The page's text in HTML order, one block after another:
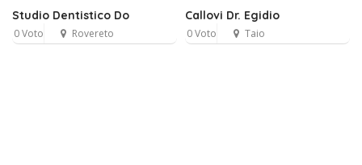
Studio Dentistico Do
0 Voto Rovereto
Callovi Dr. Egidio
0 Voto Taio